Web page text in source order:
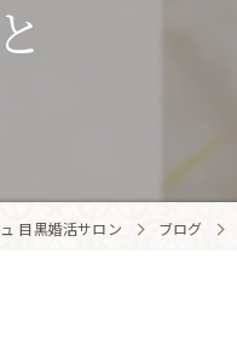
目黒婚活サロン ブログ